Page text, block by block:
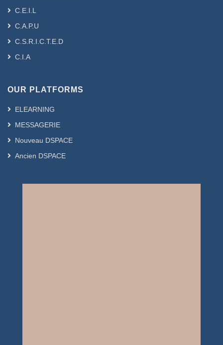
C.E.I.L
C.A.P.U
C.S.R.I.C.T.E.D
C.I.A
OUR PLATFORMS
ELEARNING
MESSAGERIE
Nouveau DSPACE
Ancien DSPACE